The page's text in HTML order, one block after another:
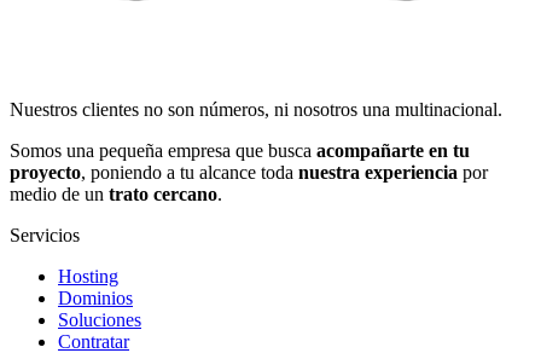
Nuestros clientes no son números, ni nosotros una multinacional.
Somos una pequeña empresa que busca acompañarte en tu
proyecto, poniendo a tu alcance toda nuestra experiencia por
medio de un trato cercano.
Servicios
Hosting
Dominios
Soluciones
Contratar